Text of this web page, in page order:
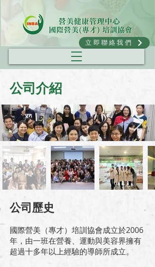
立即聯絡我們
公司介紹
公司歷史
國際營美（專才）培訓協會成立於2006
年，由一班在營養、運動與美容界擁有
超過十多年以上經驗的導師所成立。